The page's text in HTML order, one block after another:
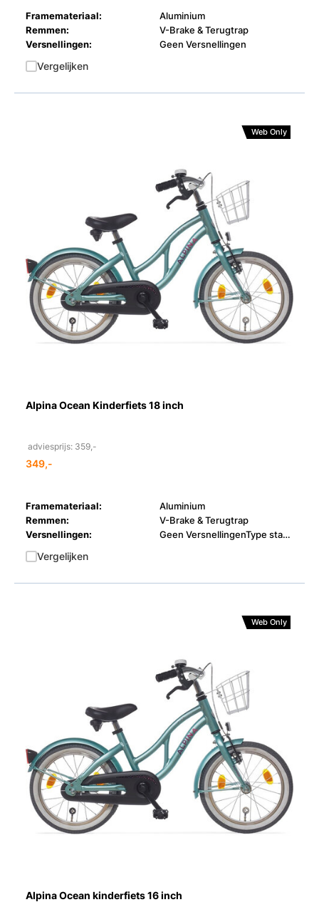
Framemateriaal:
Aluminium
Remmen:
V-Brake & Terugtrap
Versnellingen:
Geen Versnellingen
Vergelijken
Web Only
Alpina Ocean Kinderfiets 18 inch
adviesprijs: 359,-
349,-
Framemateriaal:
Aluminium
Remmen:
V-Brake & Terugtrap
Versnellingen:
Geen VersnellingenType standaard
Vergelijken
Web Only
Alpina Ocean kinderfiets 16 inch